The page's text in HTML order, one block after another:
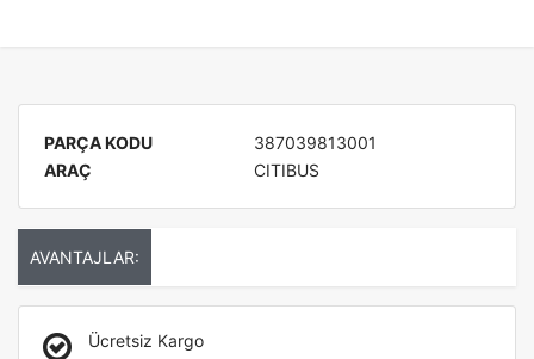
PARÇA KODU
387039813001
ARAÇ
CITIBUS
AVANTAJLAR:
Ücretsiz Kargo